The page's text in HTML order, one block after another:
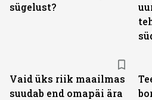
sügelust?
Vaid üks riik maailmas
suudab end omapäi ära